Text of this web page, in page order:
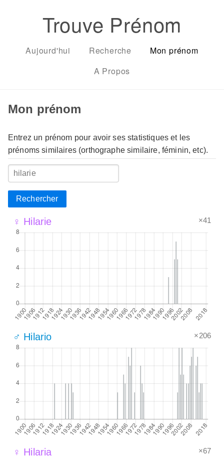
Trouve Prénom
Aujourd'hui Recherche
Mon prénom
A Propos
Mon prénom
Entrez un prénom pour avoir ses statistiques et les
prénoms similaires (orthographe similaire, féminin, etc).
Rechercher
♀ Hilarie ×41
♂ Hilario ×206
♀ Hilaria ×67